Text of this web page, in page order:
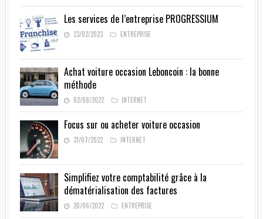
Les services de l’entreprise PROGRESSIUM
23/02/2023 ENTREPRISE
Achat voiture occasion Leboncoin : la bonne
méthode
02/08/2022 INTERNET
Focus sur ou acheter voiture occasion
31/07/2022 INTERNET
Simplifiez votre comptabilité grâce à la
dématérialisation des factures
20/06/2022 ENTREPRISE